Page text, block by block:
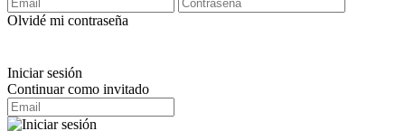
Olvidé mi contraseña
Iniciar sesión
Continuar como invitado